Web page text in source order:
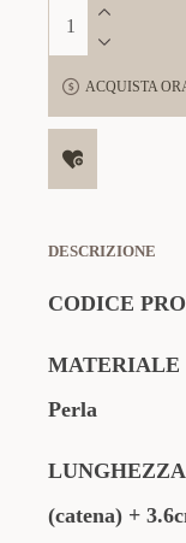
ACQUISTA
DESCRIZIONE
CODICE
MATERIALE
Perla
(catena) +